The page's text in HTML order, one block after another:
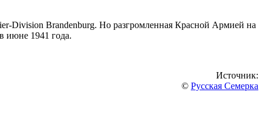
Division Brandenburg. Но разгромленная Красной Армией на
июне 1941 года.
Источник:
© Русская Семерка